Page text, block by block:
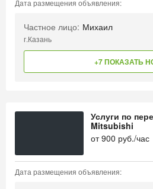
Дата размещения объявления:
Частное лицо: Михаил
г.Казань
+7 ПОКАЗАТЬ
Услуги по
Mitsubishi
от900 руб./час
Дата размещения объявления: